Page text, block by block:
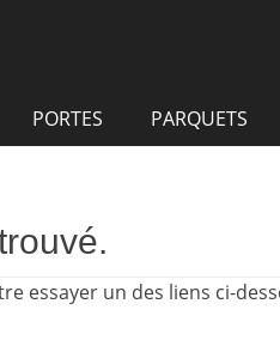
PORTES PARQUETS
essayer un des liens ci-